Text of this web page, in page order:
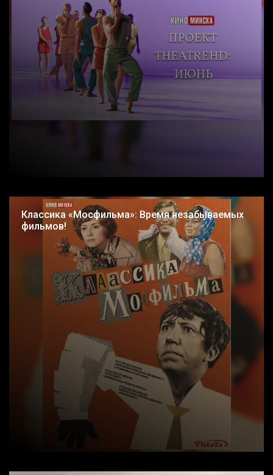
Классика «Мосфильма»: Время незабываемых
фильмов!